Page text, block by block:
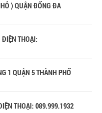
) QUẬN ĐỐNG ĐA
ĐIỆN THOẠI:
1 QUẬN 5 THÀNH PHỐ
THOẠI: 089.999.1932